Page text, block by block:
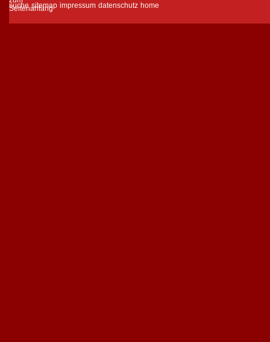
suche sitemap impressum datenschutz home